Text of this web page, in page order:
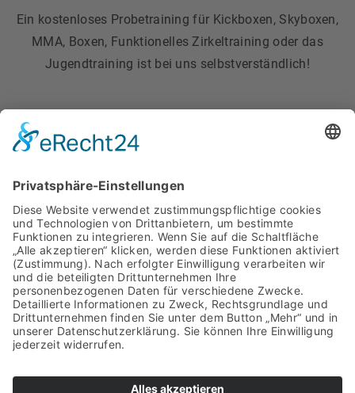
Ein kostenloses Probetraining für Kickboxen, Skyboxen,
MMA, Boxen, Funktionelles Zirkeltraining oder das
Jugendtraining ist bei uns selbstverständlich!
ZUM PROBETRAINING
FAQ
ANFAHRT & KONTAKT
PARTNER & SPONSOREN
IMPRESSUM